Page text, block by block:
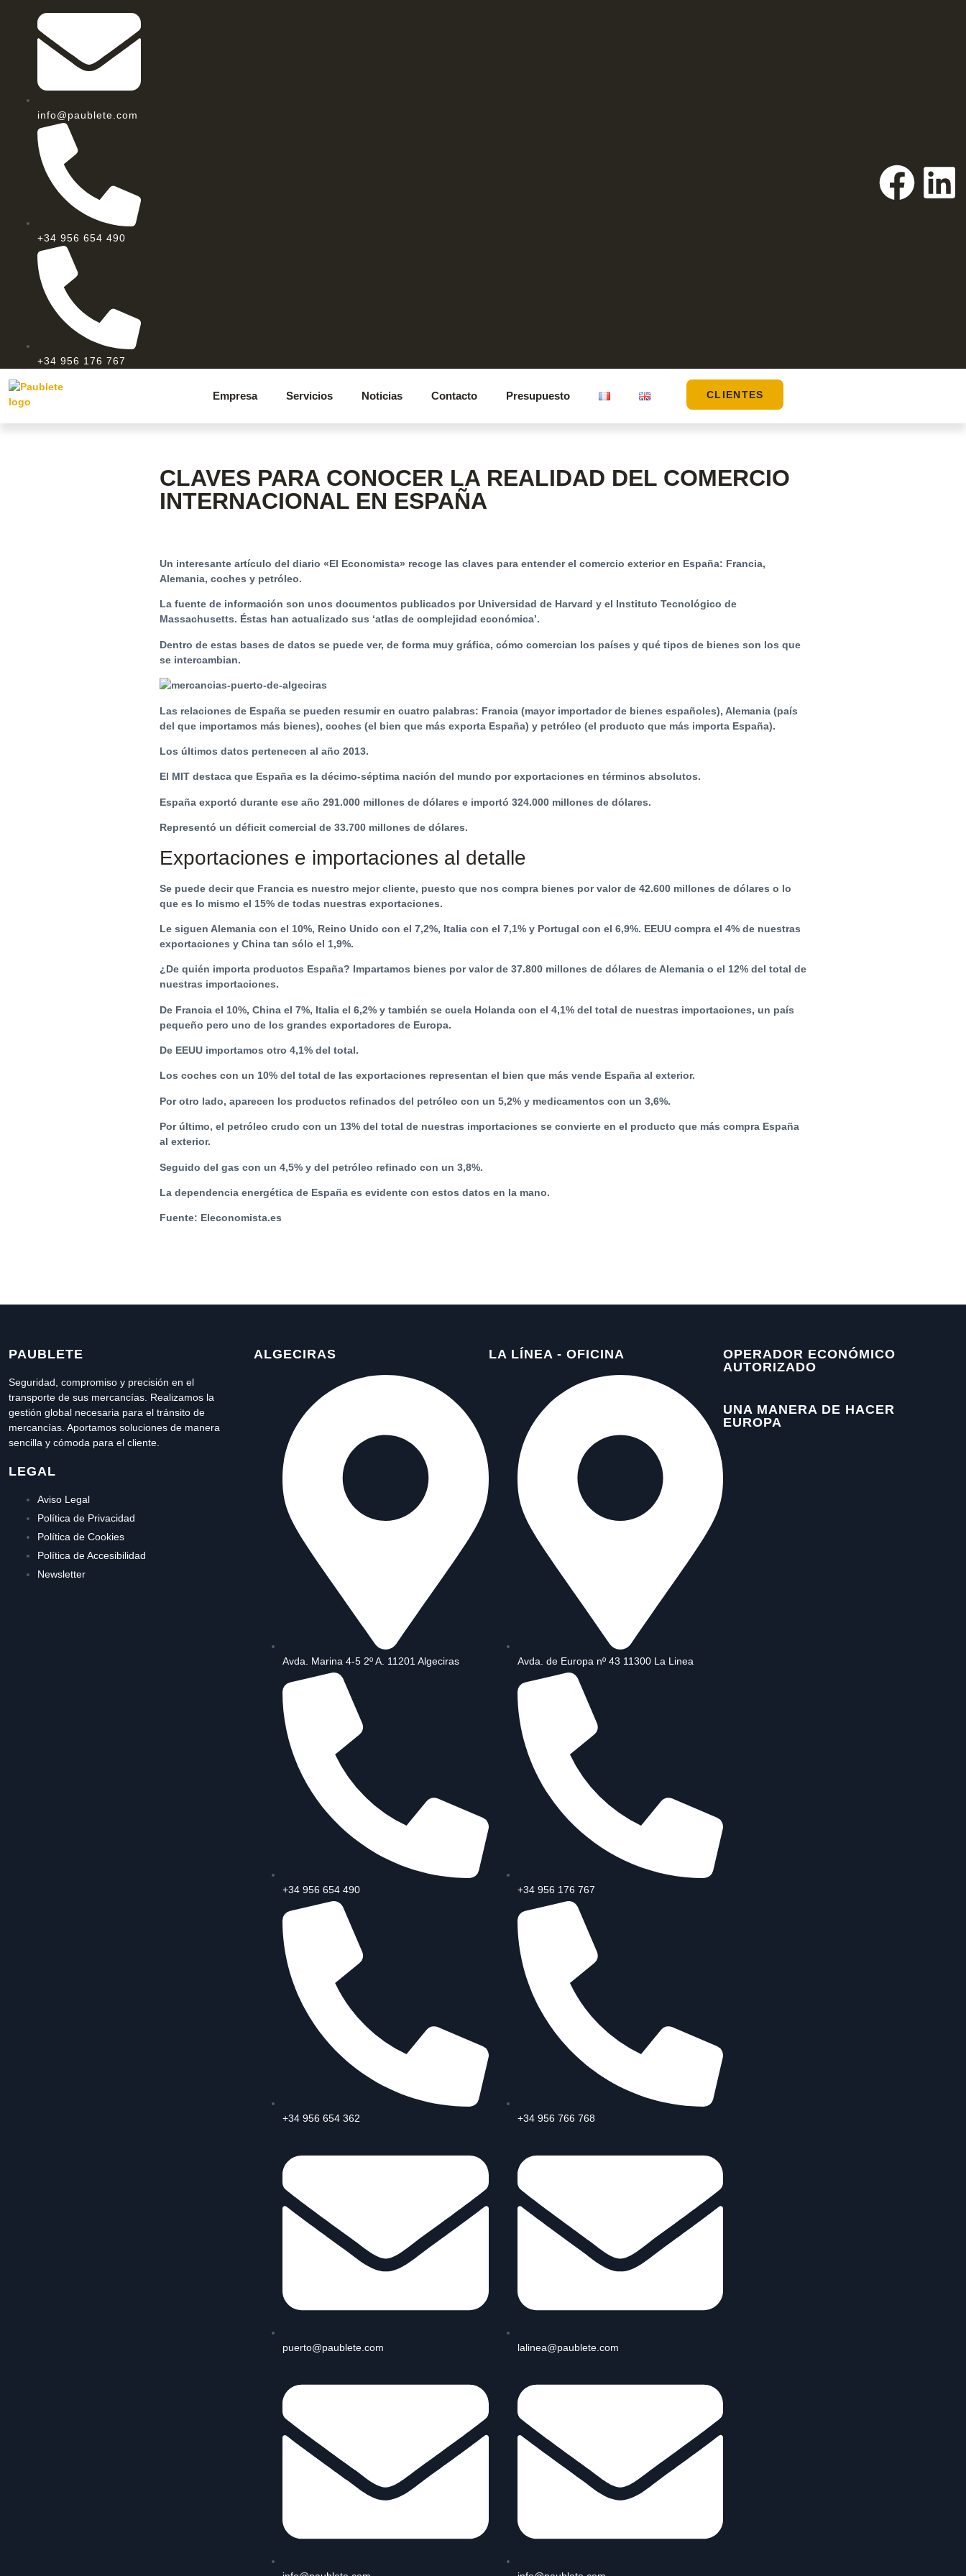
info@paublete.com
+34 956 654 490
+34 956 176 767
Empresa Servicios Noticias Contacto Presupuesto CLIENTES
CLAVES PARA CONOCER LA REALIDAD DEL COMERCIO
INTERNACIONAL EN ESPAÑA
Un interesante artículo del diario «El Economista» recoge las claves para entender el comercio exterior en España: Francia,
Alemania, coches y petróleo.
La fuente de información son unos documentos publicados por Universidad de Harvard y el Instituto Tecnológico de
Massachusetts. Éstas han actualizado sus ‘atlas de complejidad económica’.
Dentro de estas bases de datos se puede ver, de forma muy gráfica, cómo comercian los países y qué tipos de bienes son los que
se intercambian.
Las relaciones de España se pueden resumir en cuatro palabras: Francia (mayor importador de bienes españoles), Alemania (país
del que importamos más bienes), coches (el bien que más exporta España) y petróleo (el producto que más importa España).
Los últimos datos pertenecen al año 2013.
El MIT destaca que España es la décimo-séptima nación del mundo por exportaciones en términos absolutos.
España exportó durante ese año 291.000 millones de dólares e importó 324.000 millones de dólares.
Representó un déficit comercial de 33.700 millones de dólares.
Exportaciones e importaciones al detalle
Se puede decir que Francia es nuestro mejor cliente, puesto que nos compra bienes por valor de 42.600 millones de dólares o lo
que es lo mismo el 15% de todas nuestras exportaciones.
Le siguen Alemania con el 10%, Reino Unido con el 7,2%, Italia con el 7,1% y Portugal con el 6,9%. EEUU compra el 4% de nuestras
exportaciones y China tan sólo el 1,9%.
¿De quién importa productos España? Impartamos bienes por valor de 37.800 millones de dólares de Alemania o el 12% del total de
nuestras importaciones.
De Francia el 10%, China el 7%, Italia el 6,2% y también se cuela Holanda con el 4,1% del total de nuestras importaciones, un país
pequeño pero uno de los grandes exportadores de Europa.
De EEUU importamos otro 4,1% del total.
Los coches con un 10% del total de las exportaciones representan el bien que más vende España al exterior.
Por otro lado, aparecen los productos refinados del petróleo con un 5,2% y medicamentos con un 3,6%.
Por último, el petróleo crudo con un 13% del total de nuestras importaciones se convierte en el producto que más compra España
al exterior.
Seguido del gas con un 4,5% y del petróleo refinado con un 3,8%.
La dependencia energética de España es evidente con estos datos en la mano.
Fuente: Eleconomista.es
PAUBLETE
Seguridad, compromiso y precisión en el
transporte de sus mercancías. Realizamos la
gestión global necesaria para el tránsito de
mercancías. Aportamos soluciones de manera
sencilla y cómoda para el cliente.
LEGAL
Aviso Legal
Política de Privacidad
Política de Cookies
Política de Accesibilidad
Newsletter
ALGECIRAS
Avda. Marina 4-5 2º A. 11201 Algeciras
+34 956 654 490
+34 956 654 362
puerto@paublete.com
LA LÍNEA - OFICINA
Avda. de Europa nº 43 11300 La Linea
+34 956 176 767
+34 956 766 768
lalinea@paublete.com
OPERADOR ECONÓMICO
AUTORIZADO
UNA MANERA DE HACER
EUROPA